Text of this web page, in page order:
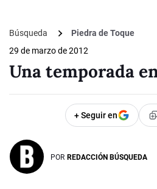
Búsqueda
Piedra de Toque
29 de marzo de 2012
Una temporada
+ Seguir en
POR REDACCIÓN BÚSQUEDA